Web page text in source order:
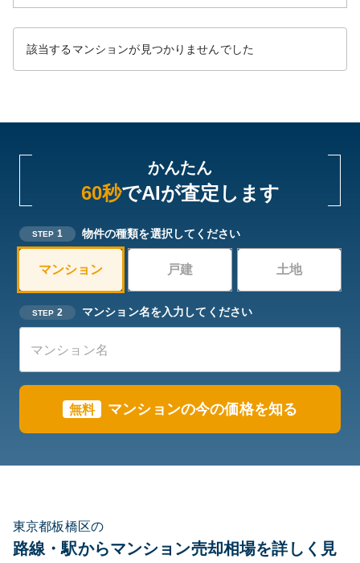
該当するマンションが見つかりませんでした
かんたん
60秒でAIが査定します
STEP 1 物件の種類を選択してください
マンション 戸建 土地
STEP 2 マンション名を入力してください
無料 マンションの今の価格を知る
東京都板橋区の
路線・駅からマンション売却相場を詳しく見